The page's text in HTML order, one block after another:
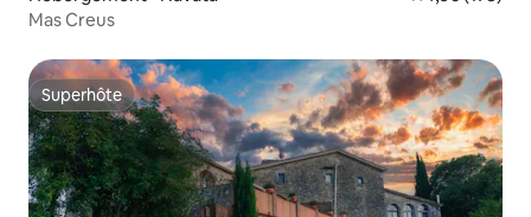
Mas Creus
Superhôte
Superhôte